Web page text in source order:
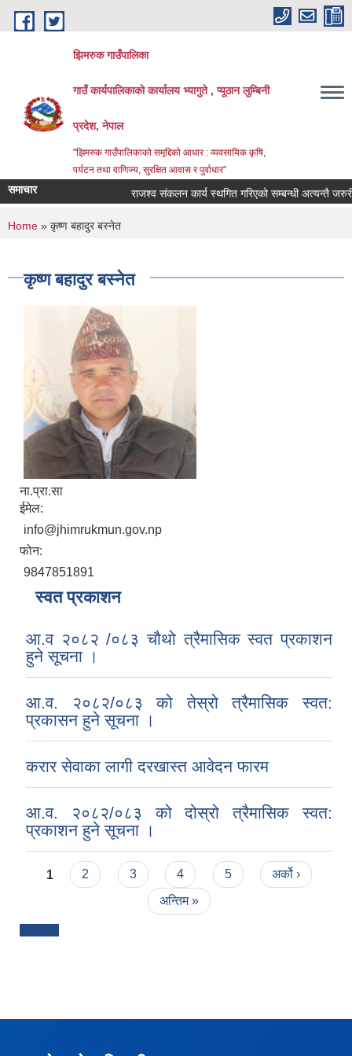
Skip to main content
झिमरुक गाउँपालिका
गाउँ कार्यपालिकाको कार्यालय भ्यागुते , प्यूठान लुम्बिनी
प्रदेश, नेपाल
"झिमरुक गाउँपालिकाको समृद्दिको आधार : व्यवसायिक कृषि,
पर्यटन तथा वाणिज्य, सुरक्षित आवास र पुर्वाधार"
समाचार राजश्व संकलन कार्य स्थगित गरिएको सम्बन्धी अत्यन्तै जरुरी
You are here
Home » कृष्ण बहादुर बस्‍नेत
कृष्ण बहादुर बस्‍नेत
ना.प्रा.सा
ईमेल:
info@jhimrukmun.gov.np
फोन:
9847851891
स्वत प्रकाशन
आ.व २०८२ /०८३ चौथो त्रैमासिक स्वत प्रकाशन
हुने सूचना ।
आ.व. २०८२/०८३ को तेस्रो त्रैमासिक स्वत:
प्रकासन हुने सूचना ।
करार सेवाका लागी दरखास्त आवेदन फारम
आ.व. २०८२/०८३ को दोस्रो त्रैमासिक स्वत:
प्रकाशन हुने सूचना ।
Pages
1 2 3 4 5
अर्को ›
अन्तिम »